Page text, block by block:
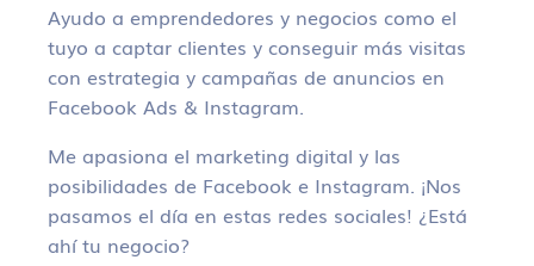
Ayudo a emprendedores y negocios como el
tuyo a captar clientes y conseguir más visitas
con estrategia y campañas de anuncios en
Facebook Ads & Instagram.
Me apasiona el marketing digital y las
posibilidades de Facebook e Instagram. ¡Nos
pasamos el día en estas redes sociales! ¿Está
ahí tu negocio?